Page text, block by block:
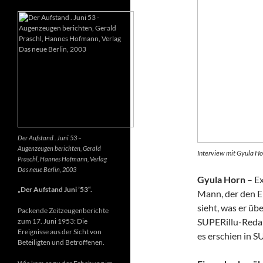
Interview mit Gyula
Gyula Horn –
Mann, der den
sieht, was er
SUPERillu-
es erschien in
Der Aufstand . Juni 53 –
Augenzeugen berichten, Gerald
Praschl, Hannes Hofmann, Verlag
Das neue Berlin, 2003
„Der Aufstand Juni ’53“.
Packende Zeitzeugenberichte
zum 17. Juni 1953: Die
Ereignisse aus der Sicht von
Beteiligten und Betroffenen.